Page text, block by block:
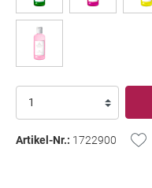
Artikel-Nr.: 1722900